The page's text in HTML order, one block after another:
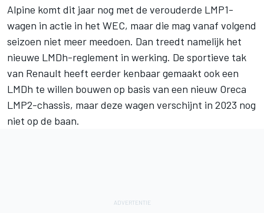
Alpine komt dit jaar nog met de verouderde LMP1-
wagen in actie in het WEC, maar die mag vanaf volgend
seizoen niet meer meedoen. Dan treedt namelijk het
nieuwe LMDh-reglement in werking. De sportieve tak
van Renault heeft eerder kenbaar gemaakt ook een
LMDh te willen bouwen op basis van een nieuw Oreca
LMP2-chassis, maar deze wagen verschijnt in 2023 nog
niet op de baan.